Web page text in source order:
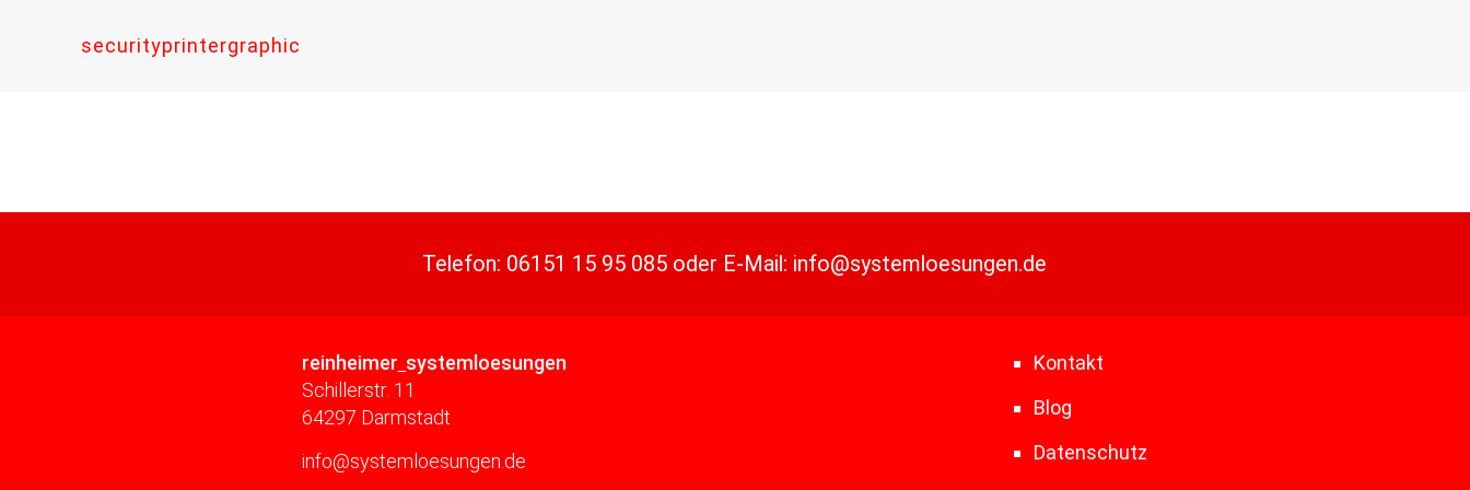
securityprintergraphic
Telefon: 06151 15 95 085 oder E-Mail: info@systemloesungen.de
reinheimer systemloesungen
Schillerstr. 11
64297 Darmstadt
info@systemloesungen.de
Kontakt
Blog
Datenschutz